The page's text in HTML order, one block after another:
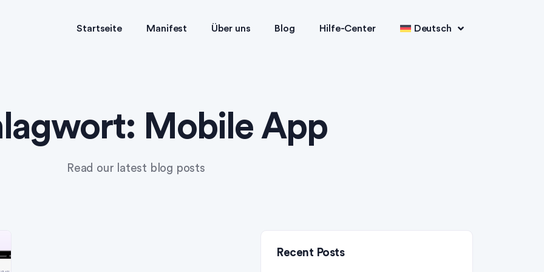
Startseite Manifest Über uns Blog Hilfe-Center Deutsch
Mobile App
Read our latest blog posts
Recent Posts